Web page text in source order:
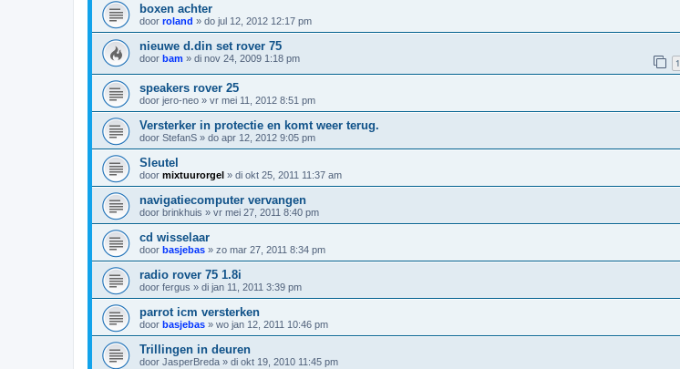
boxen achter
door roland » do jul 12, 2012 12:17 pm
nieuwe d.din set rover 75
door bam » di nov 24, 2009 1:18 pm 1
speakers rover 25
door jero-neo » vr mei 11, 2012 8:51 pm
Versterker in protectie en komt weer terug.
door StefanS » do apr 12, 2012 9:05 pm
Sleutel
door mixtuurorgel » di okt 25, 2011 11:37 am
navigatiecomputer vervangen
door brinkhuis » vr mei 27, 2011 8:40 pm
cd wisselaar
door basjebas » zo mar 27, 2011 8:34 pm
radio rover 75 1.8i
door fergus » di jan 11, 2011 3:39 pm
parrot icm versterken
door basjebas » wo jan 12, 2011 10:46 pm
Trillingen in deuren
door JasperBreda » di okt 19, 2010 11:45 pm